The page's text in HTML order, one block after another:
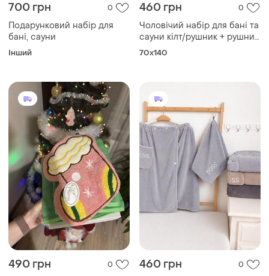
700 грн 0
Подарунковий набір для
бані, сауни
Інший
460 грн 0
Чоловічий набір для бані та
сауни кілт/рушник + рушник
для обличчя мікрофібра
70x140
490 грн 0 460 грн 0